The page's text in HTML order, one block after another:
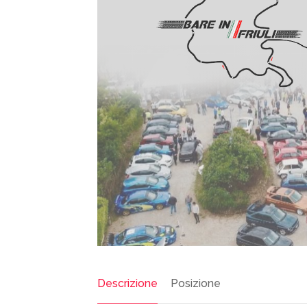
Descrizione Posizione